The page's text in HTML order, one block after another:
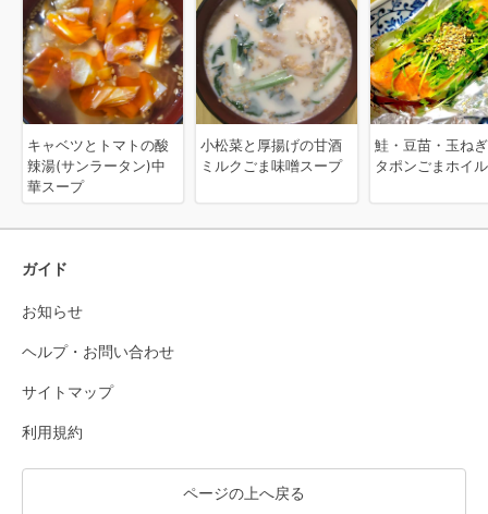
キャベツとトマトの酸
辣湯(サンラータン)中
華スープ
小松菜と厚揚げの甘酒
ミルクごま味噌スープ
鮭・豆苗・玉ね
タポンごまホイ
ガイド
お知らせ
ヘルプ・お問い合わせ
サイトマップ
利用規約
ページの上へ戻る